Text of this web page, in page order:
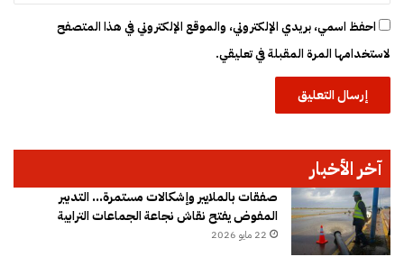
احفظ اسمي، بريدي الإلكتروني، والموقع الإلكتروني في هذا المتصفح
لاستخدامها المرة المقبلة في تعليقي.
آخر الأخبار
صفقات بالملايير وإشكالات مستمرة… التدبير
المفوض يفتح نقاش نجاعة الجماعات الترابية
22 مايو 2026